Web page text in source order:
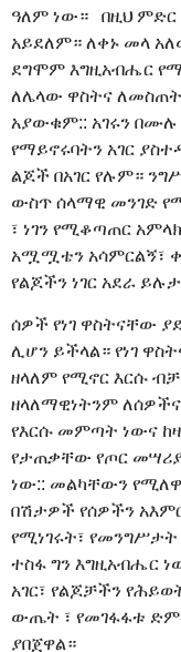
ዓለም ነው። በዚህ ምድር
አይደለም። ለቀኑ መላ
ደግሞም እግዚአብሔር
ለሌላው ዋስትና
አያውቁም:: አገሩን በሙሉ
የማይኖሩባትን አገር
ልጆች በአገር የሉም።
ውስጥ ሰላማዊ መንገድ
፣ ነገን የሚቆጣጠር
አሟሟቴን አሳምርልኝ፣
የልጆችን ነገር አደራ
ሰዎች የነገ ዋስትናቸው
ሊሆን ይችላል። የነገ
ዘላለም የሚኖር እርሱ
ዘላለማዊነትንም
የእርሱ መምጣት ነውና
የታጠቃቸው የጦር
ነው:: መልካቸውን
በሽታዎች የሰዎችን
የሚነገሩት፣ የመንግሥታት
ተስፋ ግን እግዚአብሔር
አገር፣ የልጆቻችን
ውጤት ፣ የመገፋፋቱ
ያበጀዋል።